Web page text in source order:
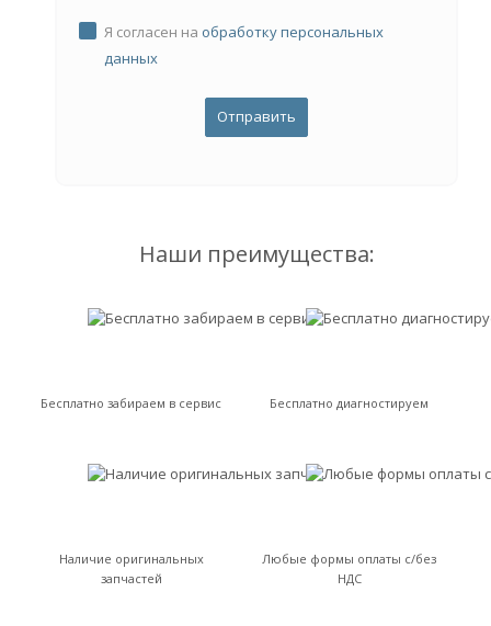
Я согласен на обработку персональных
данных
Наши преимущества:
Бесплатно забираем в сервис Бесплатно диагностируем
Наличие оригинальных
запчастей
Любые формы оплаты с/без
НДС